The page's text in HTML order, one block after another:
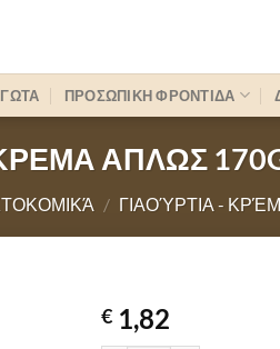
ΠΡΟΣΩΠΙΚΗ ΦΡΟΝΤΙΔΑ
ΑΠΛΩΣ
/ ΓΙΑΟΎΡΤΙΑ -
€ 1,82